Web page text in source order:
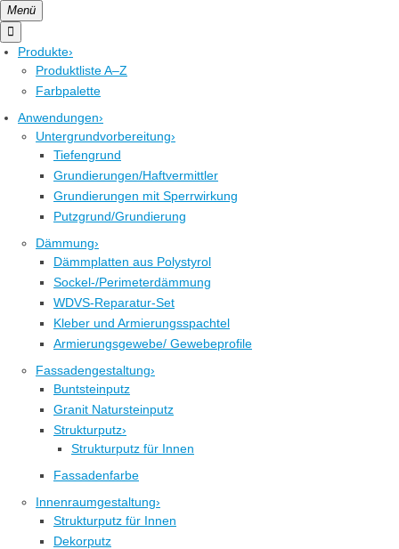
Menü

Produkte›
Produktliste A–Z
Farbpalette
Anwendungen›
Untergrundvorbereitung›
Tiefengrund
Grundierungen/Haftvermittler
Grundierungen mit Sperrwirkung
Putzgrund/Grundierung
Dämmung›
Dämmplatten aus Polystyrol
Sockel-/Perimeterdämmung
WDVS-Reparatur-Set
Kleber und Armierungsspachtel
Armierungsgewebe/ Gewebeprofile
Fassadengestaltung›
Buntsteinputz
Granit Natursteinputz
Strukturputz›
Strukturputz für Innen
Fassadenfarbe
Innenraumgestaltung›
Strukturputz für Innen
Dekorputz